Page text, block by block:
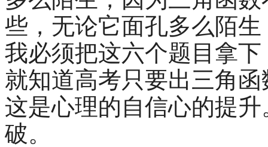
些，无论它面孔多么陌
我必须把这六个题目拿
就知道高考只要出三角
这是心理的自信心的提
破。